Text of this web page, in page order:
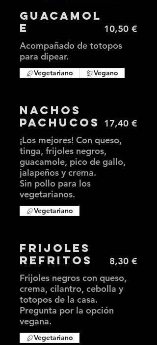
Guacamol
e
Acompañado de totopos
para dipear.
10,50 €
Vegetariano Vegano
Nachos
Pachucos
¡Los mejores! Con queso,
tinga, frijoles negros,
guacamole, pico de gallo,
jalapeños y crema.
Sin pollo para los
vegetarianos.
17,40 €
Vegetariano
Frijoles
Refritos
Frijoles negros con queso,
crema, cilantro, cebolla y
totopos de la casa.
Pregunta por la opción
vegana.
8,30 €
Vegetariano